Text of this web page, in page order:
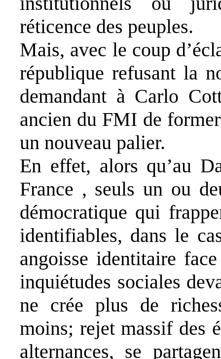
réticence des peuples.
Mais, avec le coup
république refusant la
demandant à Carlo
ancien du FMI de
un nouveau palier.
En effet, alors qu’au
France , seuls un ou
démocratique qui
identifiables, dans le
angoisse identitaire
inquiétudes sociales
ne crée plus de
moins; rejet massif des
alternances, se